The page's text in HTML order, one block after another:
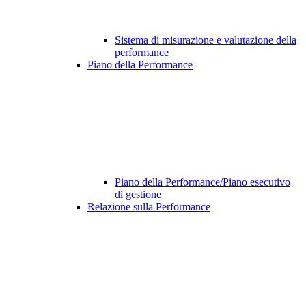
Sistema di misurazione e valutazione della
performance
Piano della Performance
Piano della Performance/Piano esecutivo
di gestione
Relazione sulla Performance